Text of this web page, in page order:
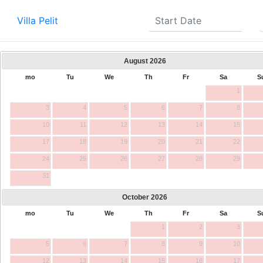
Villa Pelit
August 2026
mo Tu We Th Fr Sa
1
3 4 5 6 7 8
10 11 12 13 14 15
17 18 19 20 21 22
24 25 26 27 28 29
31
October 2026
mo Tu We Th Fr Sa
1
2 3
5 6 7 8 9 10
12 13 14 15 16 17